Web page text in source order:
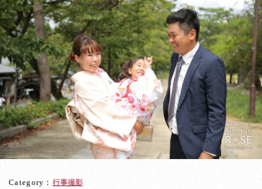
影：
ご
家
族
と
お
嬢
さ
ん
と
ワ
ン
ち
ゃ
Category： 行事撮影